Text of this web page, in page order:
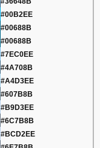
#00B2EE
#00688B
#00688B
#7EC0EE
#4A708B
#A4D3EE
#607B8B
#B9D3EE
#6C7B8B
#BCD2EE